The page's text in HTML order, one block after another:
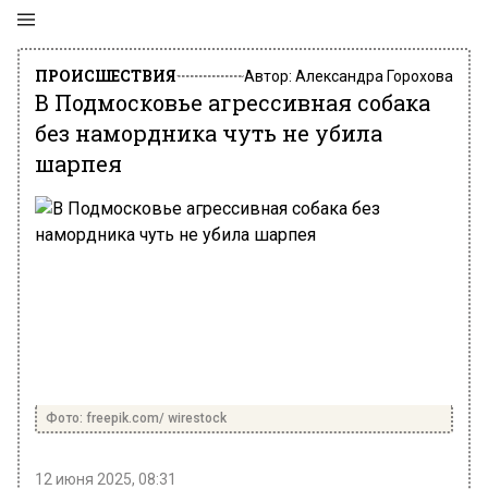
ПРОИСШЕСТВИЯ Автор: Александра Горохова
В Подмосковье агрессивная собака
без намордника чуть не убила
шарпея
Фото: freepik.com/ wirestock
12 июня 2025, 08:31